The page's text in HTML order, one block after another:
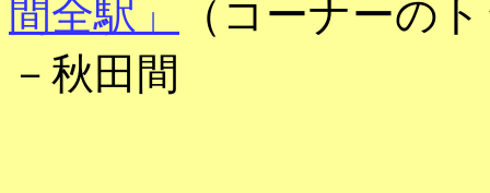
間全駅」
（コーナーの
－秋田間